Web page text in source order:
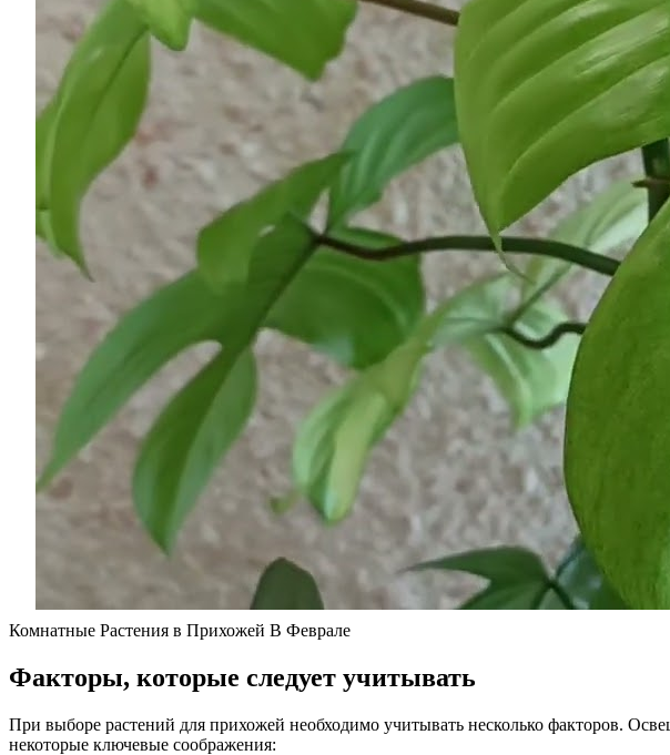
Комнатные Растения в Прихожей В Феврале
Факторы, которые следует учитывать
При выборе растений для прихожей необходимо учитывать несколько факторов.
некоторые ключевые соображения: